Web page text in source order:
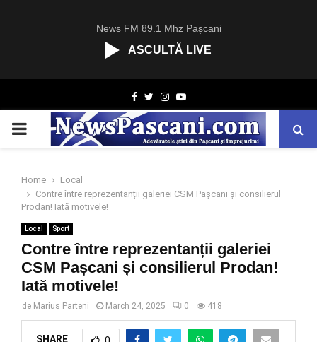
News FM 89.1 Mhz Pașcani
ASCULTĂ LIVE
Facebook
TwitterInstagram
Youtube
PRIMARY
Home
Local
Contre între reprezentanții galeriei CSM Pașcani și consilierul
Prodan! Iată motivele!
Local Sport
Contre între reprezentanții galeriei
CSM Pașcani și consilierul Prodan!
Iată motivele!
de Marius Parteni March 24, 2025 0 418
SHARE